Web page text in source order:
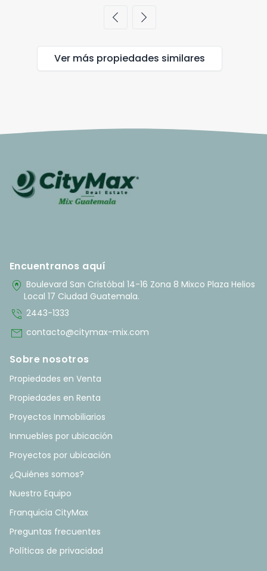
chevron_left chevron_right
Ver más propiedades similares
Encuentranos aquí
home_pin Boulevard San Cristóbal 14-16 Zona 8 Mixco Plaza Helios
Local 17 Ciudad Guatemala.
phone_in_talk 2443-1333
mail contacto@citymax-mix.com
Sobre nosotros
Propiedades en Venta
Propiedades en Renta
Proyectos Inmobiliarios
Inmuebles por ubicación
Proyectos por ubicación
¿Quiénes somos?
Nuestro Equipo
Franquicia CityMax
Preguntas frecuentes
Políticas de privacidad